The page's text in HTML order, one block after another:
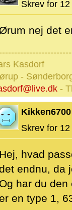
Skrev for
Ørum nej det
Kasdorf
-
-
Kikken6700
Skrev for
Hej, hvad
endnu, da
Og har du
er en type 1,